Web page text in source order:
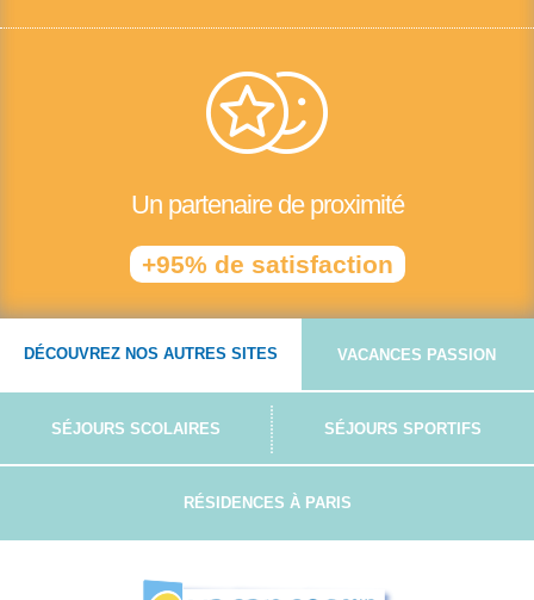
Un partenaire de proximité
+95% de satisfaction
DÉCOUVREZ NOS AUTRES SITES VACANCES PASSION
SÉJOURS SCOLAIRES SÉJOURS SPORTIFS
RÉSIDENCES À PARIS